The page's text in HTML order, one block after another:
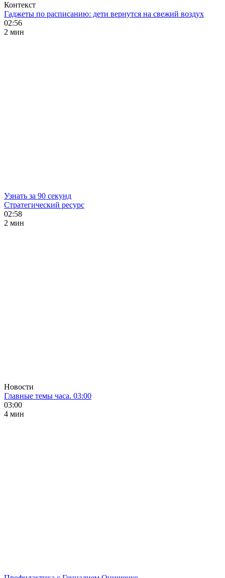
Контекст
Гаджеты по расписанию: дети вернутся на свежий воздух
02:56
2 мин
Узнать за 90 секунд
Стратегический ресурс
02:58
2 мин
Новости
Главные темы часа. 03:00
03:00
4 мин